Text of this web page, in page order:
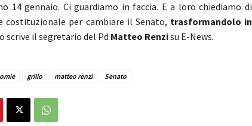
14 gennaio. Ci guardiamo in faccia. E a loro chiediamo di
costituzionale per cambiare il Senato, trasformandolo in
scrive il segretario del Pd Matteo Renzisu E-News.
grillo matteo renzi Senato